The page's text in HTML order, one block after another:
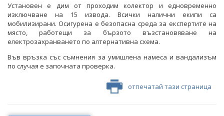
Установен е дим от проходим колектор и едновременно
изключване на 15 извода. Всички налични екипи са
мобилизирани. Осигурена е безопасна среда за експертите на
място, работещи за бързото възстановяване на
електрозахранването по алтернативна схема.
Във връзка със съмнения за умишлена намеса и вандализъм
по случая е започната проверка.
отпечатай тази страница